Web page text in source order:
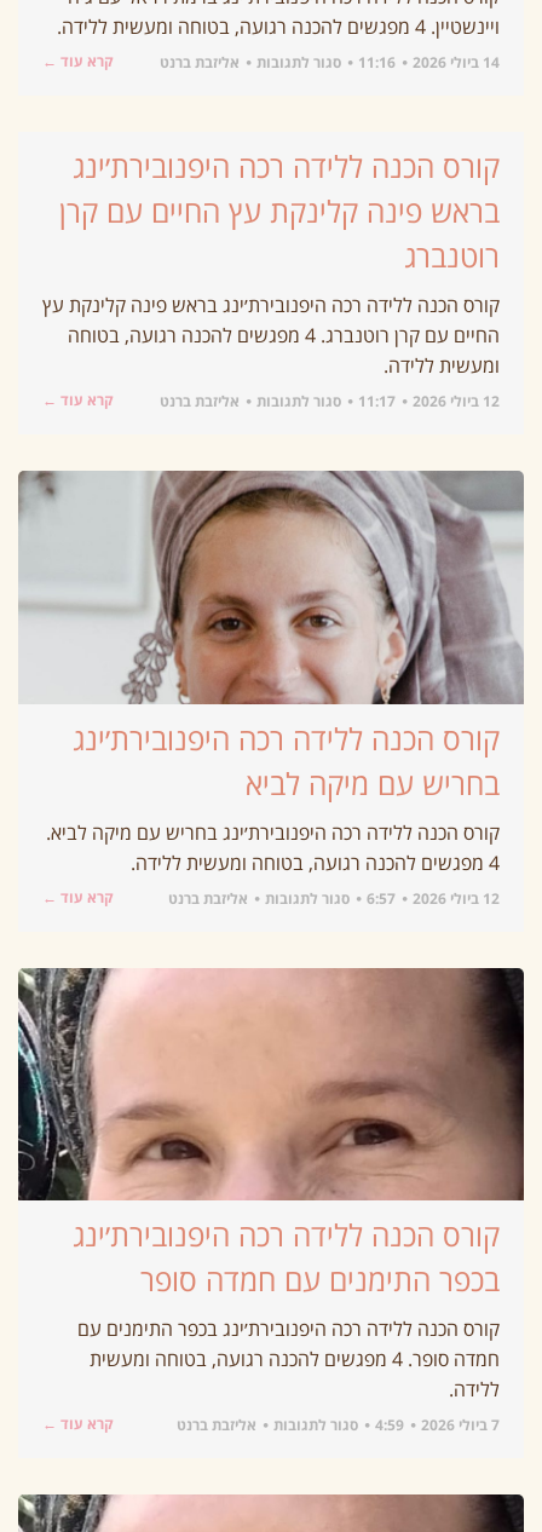
ויינשטיין. 4 מפגשים להכנה רגועה, בטוחה ומעשית ללידה.
14 ביולי 2026 11:16 סגור לתגובות אליזבת ברנט קרא עוד ←
קורס הכנה ללידה רכה היפנובירת׳ינג
בראש פינה קלינקת עץ החיים עם קרן
רוטנברג
קורס הכנה ללידה רכה היפנובירת׳ינג בראש פינה קלינקת עץ
החיים עם קרן רוטנברג. 4 מפגשים להכנה רגועה, בטוחה
ומעשית ללידה.
12 ביולי 2026 11:17 סגור לתגובות אליזבת ברנט קרא עוד ←
קורס הכנה ללידה רכה היפנובירת׳ינג
בחריש עם מיקה לביא
קורס הכנה ללידה רכה היפנובירת׳ינג בחריש עם מיקה לביא.
4 מפגשים להכנה רגועה, בטוחה ומעשית ללידה.
12 ביולי 2026 6:57 סגור לתגובות אליזבת ברנט קרא עוד ←
קורס הכנה ללידה רכה היפנובירת׳ינג
בכפר התימנים עם חמדה סופר
קורס הכנה ללידה רכה היפנובירת׳ינג בכפר התימנים עם
חמדה סופר. 4 מפגשים להכנה רגועה, בטוחה ומעשית
ללידה.
7 ביולי 2026 4:59 סגור לתגובות אליזבת ברנט קרא עוד ←